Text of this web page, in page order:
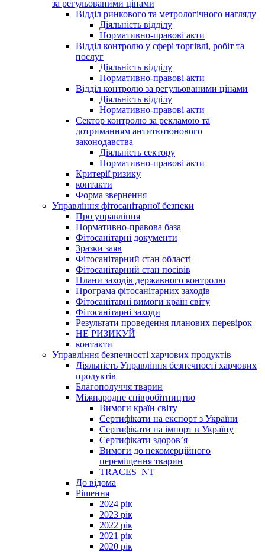
за регульованими цінами
Відділ ринкового та метрологічного нагляду
Діяльність відділу
Нормативно-правові акти
Відділ контролю у сфері торгівлі, робіт та
послуг
Діяльність відділу
Нормативно-правові акти
Відділ контролю за регульованими цінами
Діяльність відділу
Нормативно-правові акти
Сектор контролю за рекламою та
дотриманням антитютюнового
законодавства
Діяльність сектору
Нормативно-правові акти
Критерії ризику
контакти
Форма звернення
Управління фітосанітарної безпеки
Про управління
Нормативно-правова база
Фітосанітарні документи
Зразки заяв
Фітосанітарний стан області
Фітосанітарний стан посівів
Плани заходів державного контролю
Програма фітосанітарних заходів
Фітосанітарні вимоги країн світу
Фітосанітарні заходи
Результати проведення планових перевірок
НЕ РИЗИКУЙ
контакти
Управління безпечності харчових продуктів
Діяльність Управління безпечності харчових
продуктів
Благополуччя тварин
Міжнародне співробітництво
Вимоги країн світу
Сертифікати на експорт з України
Сертифікати на імпорт в Україну
Сертифікати здоров’я
Вимоги до некомерційного
переміщення тварин
TRACES_NT
До відома
Рішення
2024 рік
2023 рік
2022 рік
2021 рік
2020 рік